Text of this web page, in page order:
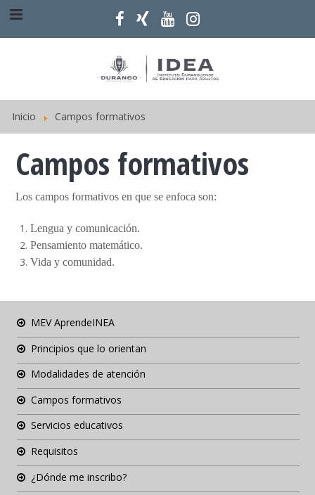
Inicio Campos formativos
Campos formativos
Los campos formativos en que se enfoca son:
Lengua y comunicación.
Pensamiento matemático.
Vida y comunidad.
MEV AprendeINEA
Principios que lo orientan
Modalidades de atención
Campos formativos
Servicios educativos
Requisitos
¿Dónde me inscribo?